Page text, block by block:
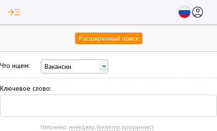
read_more account_circle
Расширенный поиск
Что ищем: Вакансии
Ключевое слово:
Например: менеджер,бухгалтер, программист